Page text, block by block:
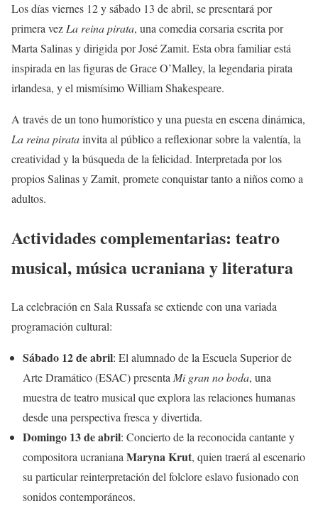
Los días viernes 12 y sábado 13 de abril, se presentará por
primera vezLa reina pirata, una comedia corsaria escrita por
Marta Salinas y dirigida por José Zamit. Esta obra familiar está
inspirada en las figuras de Grace O’Malley, la legendaria pirata
irlandesa, y el mismísimo William Shakespeare.
A través de un tono humorístico y una puesta en escena dinámica,
La reina piratainvita al público a reflexionar sobre la valentía, la
creatividad y la búsqueda de la felicidad. Interpretada por los
propios Salinas y Zamit, promete conquistar tanto a niños como a
adultos.
Actividades complementarias: teatro
musical, música ucraniana y literatura
La celebración en Sala Russafa se extiende con una variada
programación cultural:
Sábado 12 de abril: El alumnado de la Escuela Superior de
Arte Dramático (ESAC) presenta Mi gran no boda, una
muestra de teatro musical que explora las relaciones humanas
desde una perspectiva fresca y divertida.
Domingo 13 de abril: Concierto de la reconocida cantante y
compositora ucraniana Maryna Krut, quien traerá al escenario
su particular reinterpretación del folclore eslavo fusionado con
sonidos contemporáneos.